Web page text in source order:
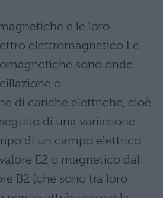
e le loro
elettromagnetico Le
sono onde
o
di cariche elettriche, cioè
di una variazione
di un campo elettrico
E2 o magnetico dal
B2 (che sono tra loro